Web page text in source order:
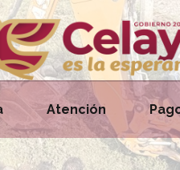
Atención